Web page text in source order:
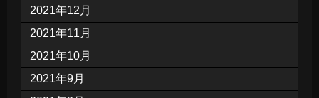
2021年12月
2021年11月
2021年10月
2021年9月